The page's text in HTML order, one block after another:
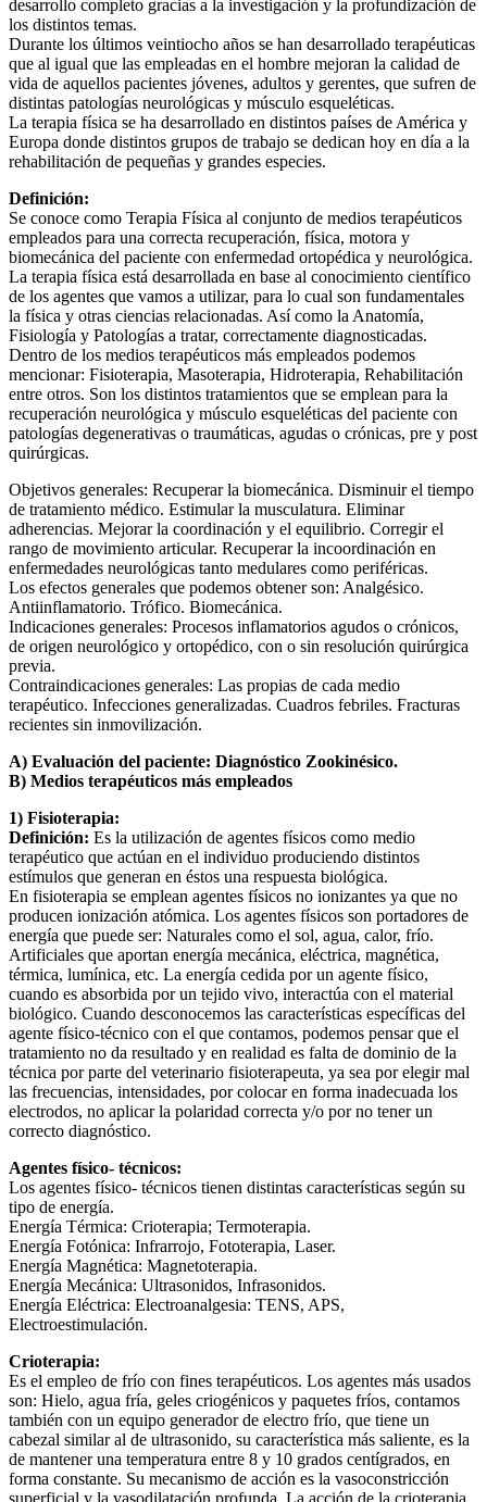
desarrollo completo gracias a la investigación y la profundización de
los distintos temas.
Durante los últimos veintiocho años se han desarrollado terapéuticas
que al igual que las empleadas en el hombre mejoran la calidad de
vida de aquellos pacientes jóvenes, adultos y gerentes, que sufren de
distintas patologías neurológicas y músculo esqueléticas.
La terapia física se ha desarrollado en distintos países de América y
Europa donde distintos grupos de trabajo se dedican hoy en día a la
rehabilitación de pequeñas y grandes especies.
Definición:
Se conoce como Terapia Física al conjunto de medios terapéuticos
empleados para una correcta recuperación, física, motora y
biomecánica del paciente con enfermedad ortopédica y neurológica.
La terapia física está desarrollada en base al conocimiento científico
de los agentes que vamos a utilizar, para lo cual son fundamentales
la física y otras ciencias relacionadas. Así como la Anatomía,
Fisiología y Patologías a tratar, correctamente diagnosticadas.
Dentro de los medios terapéuticos más empleados podemos
mencionar: Fisioterapia, Masoterapia, Hidroterapia, Rehabilitación
entre otros. Son los distintos tratamientos que se emplean para la
recuperación neurológica y músculo esqueléticas del paciente con
patologías degenerativas o traumáticas, agudas o crónicas, pre y post
quirúrgicas.
Objetivos generales: Recuperar la biomecánica. Disminuir el tiempo
de tratamiento médico. Estimular la musculatura. Eliminar
adherencias. Mejorar la coordinación y el equilibrio. Corregir el
rango de movimiento articular. Recuperar la incoordinación en
enfermedades neurológicas tanto medulares como periféricas.
Los efectos generales que podemos obtener son: Analgésico.
Antiinflamatorio. Trófico. Biomecánica.
Indicaciones generales: Procesos inflamatorios agudos o crónicos,
de origen neurológico y ortopédico, con o sin resolución quirúrgica
previa.
Contraindicaciones generales: Las propias de cada medio
terapéutico. Infecciones generalizadas. Cuadros febriles. Fracturas
recientes sin inmovilización.
A) Evaluación del paciente: Diagnóstico Zookinésico.
B) Medios terapéuticos más empleados
1) Fisioterapia:
Definición: Es la utilización de agentes físicos como medio
terapéutico que actúan en el individuo produciendo distintos
estímulos que generan en éstos una respuesta biológica.
En fisioterapia se emplean agentes físicos no ionizantes ya que no
producen ionización atómica. Los agentes físicos son portadores de
energía que puede ser: Naturales como el sol, agua, calor, frío.
Artificiales que aportan energía mecánica, eléctrica, magnética,
térmica, lumínica, etc. La energía cedida por un agente físico,
cuando es absorbida por un tejido vivo, interactúa con el material
biológico. Cuando desconocemos las características específicas del
agente físico-técnico con el que contamos, podemos pensar que el
tratamiento no da resultado y en realidad es falta de dominio de la
técnica por parte del veterinario fisioterapeuta, ya sea por elegir mal
las frecuencias, intensidades, por colocar en forma inadecuada los
electrodos, no aplicar la polaridad correcta y/o por no tener un
correcto diagnóstico.
Agentes físico- técnicos:
Los agentes físico- técnicos tienen distintas características según su
tipo de energía.
Energía Térmica: Crioterapia; Termoterapia.
Energía Fotónica: Infrarrojo, Fototerapia, Laser.
Energía Magnética: Magnetoterapia.
Energía Mecánica: Ultrasonidos, Infrasonidos.
Energía Eléctrica: Electroanalgesia: TENS, APS,
Electroestimulación.
Crioterapia:
Es el empleo de frío con fines terapéuticos. Los agentes más usados
son: Hielo, agua fría, geles criogénicos y paquetes fríos, contamos
también con un equipo generador de electro frío, que tiene un
cabezal similar al de ultrasonido, su característica más saliente, es la
de mantener una temperatura entre 8 y 10 grados centígrados, en
forma constante. Su mecanismo de acción es la vasoconstricción
superficial y la vasodilatación profunda. La acción de la crioterapia